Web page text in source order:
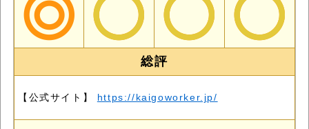
総評
【公式サイト】 https://kaigoworker.jp/